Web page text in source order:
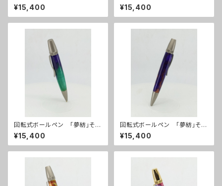
16
¥15,400
15
¥15,400
回転式ボールペン 「夢紡」その
14
¥15,400
回転式ボールペン 「夢紡」その
13
¥15,400